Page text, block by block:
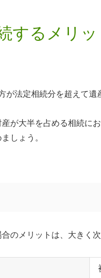
するメリ
が法定相続分を超えて
が大半を占める相続に
しょう。
のメリットは、大きく